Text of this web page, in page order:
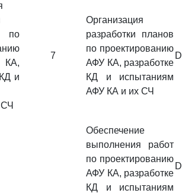
и
7
Организация
разработки планов
по проектированию
АФУ КА, разработке
КД и испытаниям
АФУ КА и их СЧ
Обеспечение
выполнения работ
по проектированию
АФУ КА, разработке
КД и испытаниям